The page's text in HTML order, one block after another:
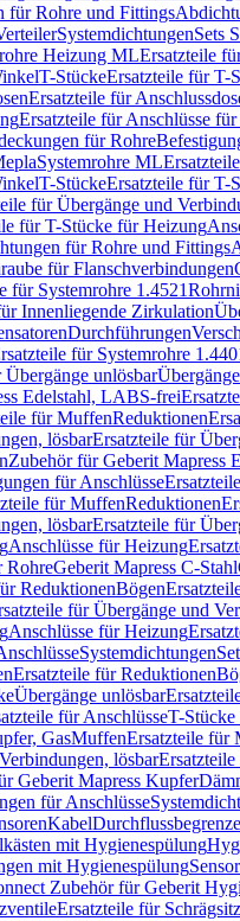
für Rohre und Fittings
SystemdichtungenSets
Heizung MLErsatzteile
T-StückeErsatzteile für T-
Ersatzteile für
Ersatzteile für Anschlüsse
für Rohre
Systemrohre ML
T-StückeErsatzteile für T-
für Übergänge und
für T-Stücke für Heizung
für Rohre und Fittings
für Flanschverbindungen
für Systemrohre 1.4521
Innenliegende Zirkulation
Durchführungen
für Systemrohre
unlösbar
Edelstahl, LABS-frei
für MuffenReduktionen
lösbarErsatzteile für
Zubehör für Geberit Mapress
für Anschlüsse
für MuffenReduktionen
lösbarErsatzteile für
Anschlüsse für Heizung
RohreGeberit Mapress C-Stahl
ReduktionenBögen
für Übergänge und
Anschlüsse für Heizung
Systemdichtungen
Ersatzteile für Reduktionen
Übergänge unlösbar
für AnschlüsseT-
GasMuffenErsatzteile für
lösbar
Geberit Mapress Kupfer
für Anschlüsse
Kabel
mit Hygienespülung
mit Hygienespülung
Zubehör für Geberit
Ersatzteile für